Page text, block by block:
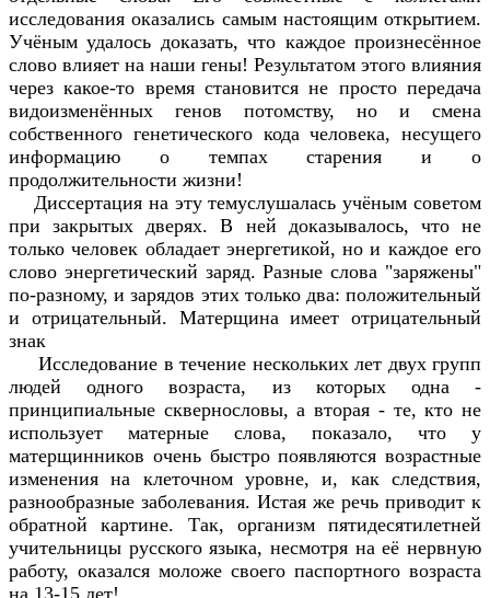
исследования оказались самым настоящим открытием.
Учёным удалось доказать, что каждое произнесённое
слово влияет на наши гены! Результатом этого влияния
через какое-то время становится не просто передача
видоизменённых генов потомству, но и смена
собственного генетического кода человека, несущего
информацию о темпах старения и о
продолжительности жизни!
Диссертация на эту темуслушалась учёным советом
при закрытых дверях. В ней доказывалось, что не
только человек обладает энергетикой, но и каждое его
слово энергетический заряд. Разные слова "заряжены"
по-разному, и зарядов этих только два: положительный
и отрицательный. Матерщина имеет отрицательный
знак
Исследование в течение нескольких лет двух групп
людей одного возраста, из которых одна -
принципиальные сквернословы, а вторая - те, кто не
использует матерные слова, показало, что у
матерщинников очень быстро появляются возрастные
изменения на клеточном уровне, и, как следствия,
разнообразные заболевания. Истая же речь приводит к
обратной картине. Так, организм пятидесятилетней
учительницы русского языка, несмотря на её нервную
работу, оказался моложе своего паспортного возраста
на 13-15 лет!